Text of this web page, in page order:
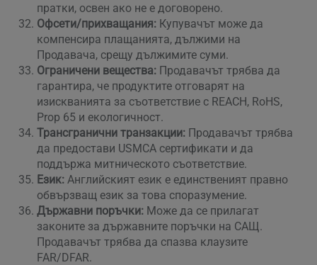
пратки, освен ако не е договорено.
Офсети/прихващания: Купувачът може да
компенсира плащанията, дължими на
Продавача, срещу дължимите суми.
Ограничени вещества: Продавачът трябва да
гарантира, че продуктите отговарят на
изискванията за съответствие с REACH, RoHS,
Prop 65 и екологичност.
Трансгранични транзакции: Продавачът трябва
да предостави USMCA сертификати и да
поддържа митническото съответствие.
Език: Английският език е единственият правно
обвързващ език за това споразумение.
Държавни поръчки: Може да се прилагат
законите за държавните поръчки на САЩ.
Продавачът трябва да спазва клаузите
FAR/DFAR.